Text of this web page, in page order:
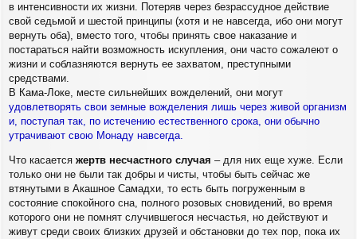
в интенсивности их жизни. Потеряв через безрассудное действие
свой седьмой и шестой принципы (хотя и не навсегда, ибо они могут
вернуть оба), вместо того, чтобы принять свое наказание и
постараться найти возможность искупления, они часто сожалеют о
жизни и соблазняются вернуть ее захватом, преступными
средствами.
В Кама-Локе, месте сильнейших вожделений, они могут
удовлетворять свои земные вожделения лишь через живой организм
и, поступая так, по истечению естественного срока, они обычно
утрачивают свою Монаду навсегда.
Что касается жертв несчастного случая – для них еще хуже. Если
только они не были так добры и чисты, чтобы быть сейчас же
втянутыми в Акашное Самадхи, то есть быть погруженным в
состояние спокойного сна, полного розовых сновидений, во время
которого они не помнят случившегося несчастья, но действуют и
живут среди своих близких друзей и обстановки до тех пор, пока их